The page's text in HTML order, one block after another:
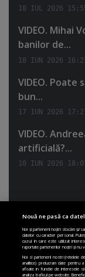
18 IUL 2026
VIDEO. Mihai
banilor de...
18 IUN 2026
VIDEO. Poate
bun...
17 IUN 2026
VIDEO.
artificială?...
10 IUN 2026
PRIMA PAGINĂ
POLITICA DE
DESPRE
Nouă ne pasă ca
Noi și partenerii noștri stocăm și/
datelor cu caracter personal.
cazul în care este utilizat
raportate partenerilor noștri și nu
Noi si partenerii nostri (retelele
analitice) prelucram date pentru
afisate in functie de interesele
analiza traficul pe website.